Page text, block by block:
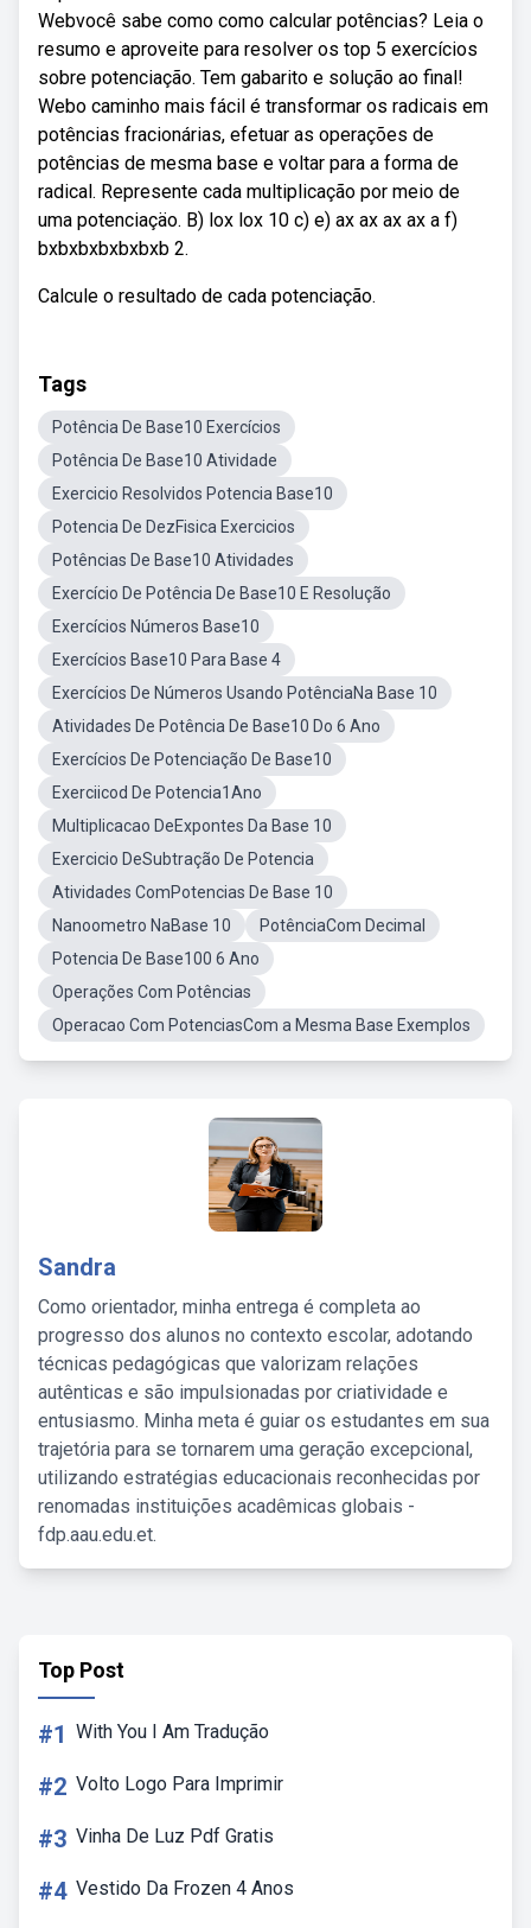
Webvocê sabe como como calcular potências? Leia o
resumo e aproveite para resolver os top 5 exercícios
sobre potenciação. Tem gabarito e solução ao final!
Webo caminho mais fácil é transformar os radicais em
potências fracionárias, efetuar as operações de
potências de mesma base e voltar para a forma de
radical. Represente cada multiplicação por meio de
uma potenciaçäo. B) lox lox 10 c) e) ax ax ax ax a f)
bxbxbxbxbxbxb 2.
Calcule o resultado de cada potenciação.
Tags
Potência De Base10 Exercícios
Potência De Base10 Atividade
Exercicio Resolvidos Potencia Base10
Potencia De DezFisica Exercicios
Potências De Base10 Atividades
Exercício De Potência De Base10 E Resolução
Exercícios Números Base10
Exercícios Base10 Para Base 4
Exercícios De Números Usando PotênciaNa Base 10
Atividades De Potência De Base10 Do 6 Ano
Exercícios De Potenciação De Base10
Exerciicod De Potencia1Ano
Multiplicacao DeExpontes Da Base 10
Exercicio DeSubtração De Potencia
Atividades ComPotencias De Base 10
Nanoometro NaBase 10
PotênciaCom Decimal
Potencia De Base100 6 Ano
Operações Com Potências
Operacao Com PotenciasCom a Mesma Base Exemplos
Sandra
Como orientador, minha entrega é completa ao
progresso dos alunos no contexto escolar, adotando
técnicas pedagógicas que valorizam relações
autênticas e são impulsionadas por criatividade e
entusiasmo. Minha meta é guiar os estudantes em sua
trajetória para se tornarem uma geração excepcional,
utilizando estratégias educacionais reconhecidas por
renomadas instituições acadêmicas globais -
fdp.aau.edu.et.
Top Post
#1 With You I Am Tradução
#2 Volto Logo Para Imprimir
#3 Vinha De Luz Pdf Gratis
#4 Vestido Da Frozen 4 Anos